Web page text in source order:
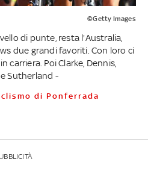
©Getty Images
di punte, resta l'Australia,
due grandi favoriti. Con loro ci
carriera. Poi Clarke, Dennis,
Sutherland -
di Ponferrada